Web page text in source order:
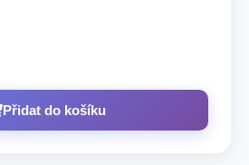
Přidat do košíku